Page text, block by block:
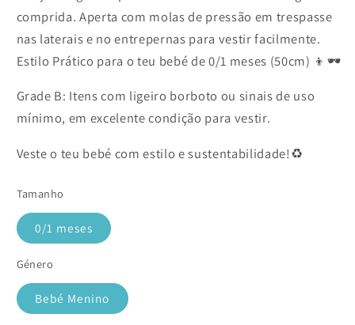
comprida. Aperta com molas de pressão em trespasse
nas laterais e no entrepernas para vestir facilmente.
Estilo Prático para o teu bebé de 0/1 meses (50cm) 👦🕶️
Grade B: Itens com ligeiro borboto ou sinais de uso
mínimo, em excelente condição para vestir.
Veste o teu bebé com estilo e sustentabilidade!♻️
Tamanho
0/1 meses
Género
Bebé Menino